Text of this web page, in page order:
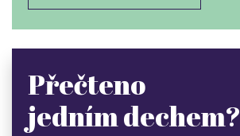
Přečteno
jedním dechem?